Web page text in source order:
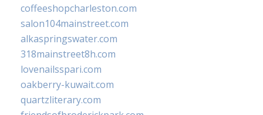
coffeeshopcharleston.com
salon104mainstreet.com
alkaspringswater.com
318mainstreet8h.com
lovenailsspari.com
oakberry-kuwait.com
quartzliterary.com